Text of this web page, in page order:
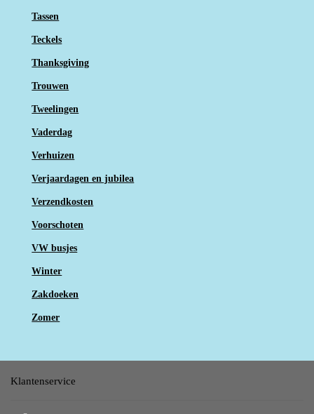
Tassen
Teckels
Thanksgiving
Trouwen
Tweelingen
Vaderdag
Verhuizen
Verjaardagen en jubilea
Verzendkosten
Voorschoten
VW busjes
Winter
Zakdoeken
Zomer
Klantenservice